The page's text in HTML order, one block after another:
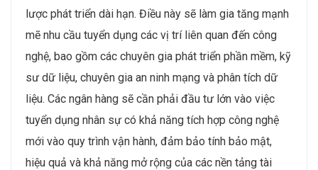
lược phát triển dài hạn. Điều này sẽ làm gia tăng mạnh
mẽ nhu cầu tuyển dụng các vị trí liên quan đến công
nghệ, bao gồm các chuyên gia phát triển phần mềm, kỹ
sư dữ liệu, chuyên gia an ninh mạng và phân tích dữ
liệu. Các ngân hàng sẽ cần phải đầu tư lớn vào việc
tuyển dụng nhân sự có khả năng tích hợp công nghệ
mới vào quy trình vận hành, đảm bảo tính bảo mật,
hiệu quả và khả năng mở rộng của các nền tảng tài